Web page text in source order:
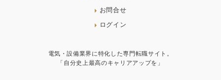
お問合せ
ログイン
電気・設備業界に特化した専門転職サイト。
「自分史上最高のキャリアアップを」